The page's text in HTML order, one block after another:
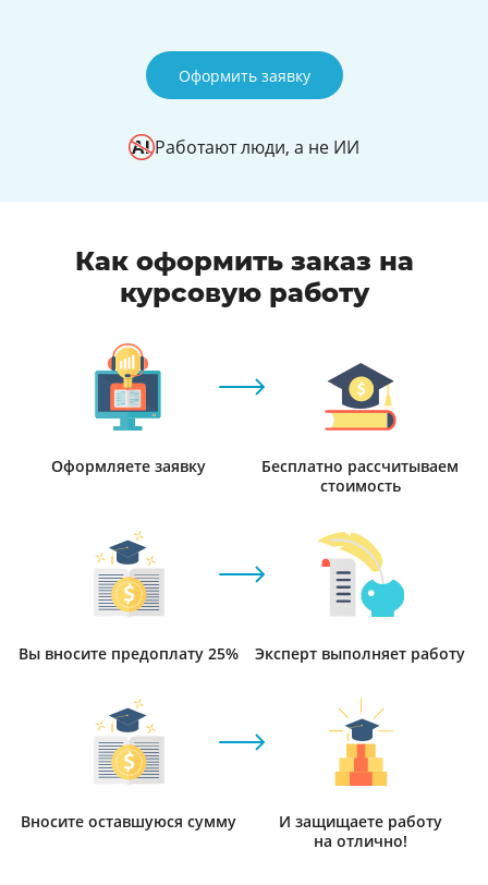
Оформить заявку
Работают люди, а не ИИ
Как оформить заказ на
курсовую работу
Оформляете заявку
Бесплатно рассчитываем
стоимость
Вы вносите предоплату 25% Эксперт выполняет работу
Вносите оставшуюся сумму
И защищаете работу
на отлично!